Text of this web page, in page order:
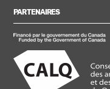
PARTENAIRES